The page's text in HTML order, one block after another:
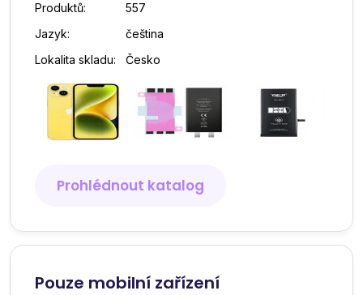
Produktů:
557
Jazyk:
čeština
Lokalita skladu:
Česko
Prohlédnout katalog
Pouze mobilní zařízení